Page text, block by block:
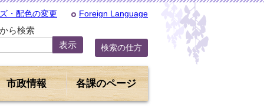
・配色の変更 Foreign Language
ら検索
検索の仕方
市政情報 各課のページ